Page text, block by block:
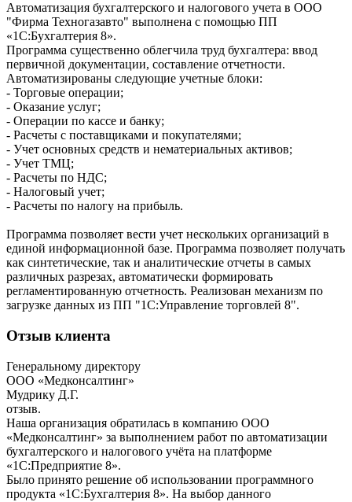
Автоматизация бухгалтерского и налогового учета в ООО
"Фирма Техногазавто" выполнена с помощью ПП
«1С:Бухгалтерия 8».
Программа существенно облегчила труд бухгалтера: ввод
первичной документации, составление отчетности.
Автоматизированы следующие учетные блоки:
- Торговые операции;
- Оказание услуг;
- Операции по кассе и банку;
- Расчеты с поставщиками и покупателями;
- Учет основных средств и нематериальных активов;
- Учет ТМЦ;
- Расчеты по НДС;
- Налоговый учет;
- Расчеты по налогу на прибыль.
Программа позволяет вести учет нескольких организаций в
единой информационной базе. Программа позволяет получать
как синтетические, так и аналитические отчеты в самых
различных разрезах, автоматически формировать
регламентированную отчетность. Реализован механизм по
загрузке данных из ПП "1С:Управление торговлей 8".
Отзыв клиента
Генеральному директору
ООО «Медконсалтинг»
Мудрику Д.Г.
отзыв.
Наша организация обратилась в компанию ООО
«Медконсалтинг» за выполнением работ по автоматизации
бухгалтерского и налогового учёта на платформе
«1С:Предприятие 8».
Было принято решение об использовании программного
продукта «1С:Бухгалтерия 8». На выбор данного